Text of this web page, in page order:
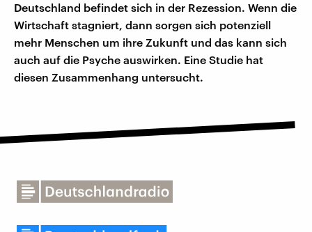
Deutschland befindet sich in der Rezession. Wenn die
Wirtschaft stagniert, dann sorgen sich potenziell
mehr Menschen um ihre Zukunft und das kann sich
auch auf die Psyche auswirken. Eine Studie hat
diesen Zusammenhang untersucht.